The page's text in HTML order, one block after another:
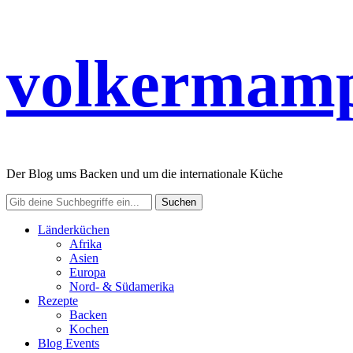
Der Blog ums Backen und um die internationale Küche
Länderküchen
Afrika
Asien
Europa
Nord- & Südamerika
Rezepte
Backen
Kochen
Blog Events